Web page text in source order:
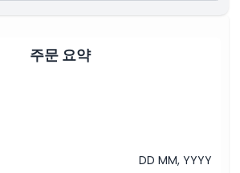
주문 요약
DD MM, YYYY